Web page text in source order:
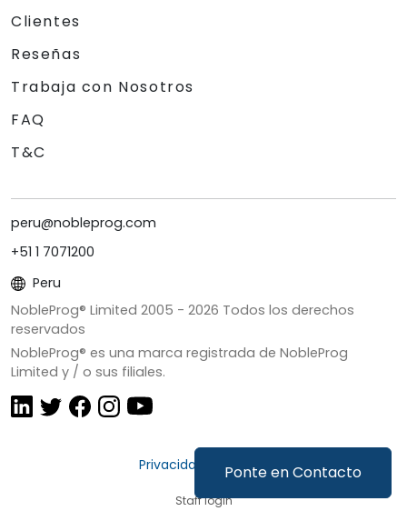
Ponte en Contacto
Clientes
Reseñas
Trabaja con Nosotros
FAQ
T&C
peru@nobleprog.com
+51 1 7071200
Peru
NobleProg® Limited 2005 - 2026 Todos los derechos
reservados
NobleProg® es una marca registrada de NobleProg
Limited y / o sus filiales.
Privacidad y Cookies
Staff login